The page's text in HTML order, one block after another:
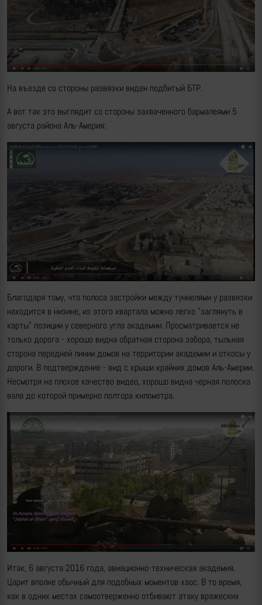
На въезде со стороны развязки виден подбитый БТР.
А вот так это выглядит со стороны захваченного бармалеями 5
августа района Аль-Америя:
Благодаря тому, что полоса застройки между туннелями у развязки
находится в низине, из этого квартала можно легко "заглянуть в
карты" позиции у северного угла академии. Просматривается не
только дорога - хорошо видна обратная сторона забора, тыльная
сторона передней линии домов на территории академии и откосы у
дороги. В подтверждение - вид с крыши крайних домов Аль-Америи.
Несмотря на плохое качество видео, хорошо видна черная полоска
вала до которой примерно полтора километра.
Итак, 6 августа 2016 года, авиационно-техническая академия.
Царит вполне обычный для подобных моментов хаос. В то время,
как в одних местах самоотверженно отбивают атаку вражеских